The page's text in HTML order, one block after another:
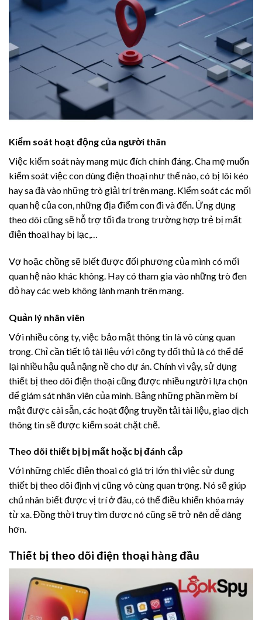
Kiểm soát hoạt động của người thân
Việc kiểm soát này mang mục đích chính đáng. Cha mẹ muốn
kiểm soát việc con dùng điện thoại như thế nào, có bị lôi kéo
hay sa đà vào những trò giải trí trên mạng. Kiểm soát các mối
quan hệ của con, những địa điểm con đi và đến. Ứng dụng
theo dõi cũng sẽ hỗ trợ tối đa trong trường hợp trẻ bị mất
điện thoại hay bị lạc,…
Vợ hoặc chồng sẽ biết được đối phương của mình có mối
quan hệ nào khác không. Hay có tham gia vào những trò đen
đỏ hay các web không lành mạnh trên mạng.
Quản lý nhân viên
Với nhiều công ty, việc bảo mật thông tin là vô cùng quan
trọng. Chỉ cần tiết lộ tài liệu với công ty đối thủ là có thể để
lại nhiều hậu quả nặng nề cho dự án. Chính vì vậy, sử dụng
thiết bị theo dõi điện thoại cũng được nhiều người lựa chọn
để giám sát nhân viên của mình. Bằng những phần mềm bí
mật được cài sẵn, các hoạt động truyền tải tài liệu, giao dịch
thông tin sẽ được kiểm soát chặt chẽ.
Theo dõi thiết bị bị mất hoặc bị đánh cắp
Với những chiếc điện thoại có giá trị lớn thì việc sử dụng
thiết bị theo dõi định vị cũng vô cùng quan trọng. Nó sẽ giúp
chủ nhân biết được vị trí ở đâu, có thể điều khiển khóa máy
từ xa. Đồng thời truy tìm được nó cũng sẽ trở nên dễ dàng
hơn.
Thiết bị theo dõi điện thoại hàng đầu